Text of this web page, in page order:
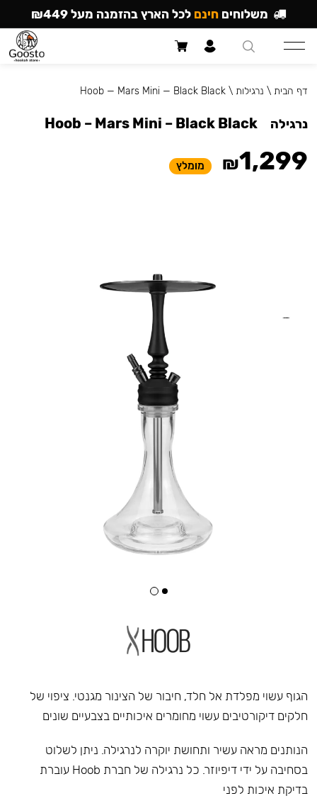
הגוף עשוי מפלדת אל חלד, חיבור של הצינור מגנטי. ציפוי של
חלקים דיקורטיבים עשוי מחומרים איכותיים בצבעיים שונים
הנותנים מראה עשיר ותחושת יוקרה לנרגילה. ניתן לשלוט
בסחיבה על ידי דיפיוזר. כל נרגילה של חברת Hoob עוברת
בדיקת איכות לפני
דף הבית \ נרגילות \
Hoob — Mars Mini — Black Black
נרגילה Hoob – Mars Mini – Black Black
₪1,299 מומלץ
משלוחים חינם לכל הארץ בהזמנה מעל ₪449